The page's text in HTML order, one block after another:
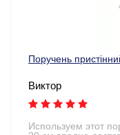
Поручень
Виктор
Используем этот